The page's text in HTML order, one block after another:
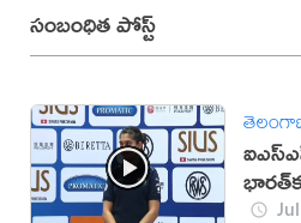
సంబంధిత పోస్ట్